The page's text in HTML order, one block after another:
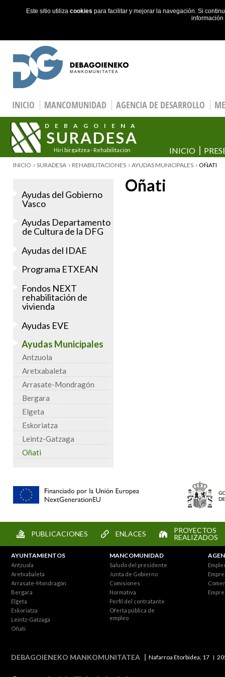
Este sitio utiliza cookies para facilitar y mejorar la navegación. Si
Skip to main content
INICIO MANCOMUNIDAD AGENCIA DE DESARROLLO
DEBAGOIENA
SURADESA
Hiri birgaitzea · Rehabilitación
INICIO
YOU ARE HERE
INICIO SURADESA REHABILITACIONES AYUDAS MUNICIPALES OÑATI
Oñati
Ayudas del Gobierno
Vasco
Ayudas Departamento
de Cultura de la DFG
Ayudas del IDAE
Programa ETXEAN
Fondos NEXT
rehabilitación de
vivienda
Ayudas EVE
Ayudas Municipales
Antzuola
Aretxabaleta
Arrasate-Mondragón
Bergara
Elgeta
Eskoriatza
Leintz-Gatzaga
Oñati
PUBLICACIONES ENLACES
PROYECTOS
REALIZADOS
AYUNTAMIENTOS
Antzuola
Aretxabaleta
Arrasate-Mondragón
Bergara
Elgeta
Eskoriatza
Leintz-Gatzaga
Oñati
MANCOMUNIDAD
Saludo del presidente
Junta de Gobierno
Comisiones
Normativa
Perfil del contratante
Oferta pública de
empleo
DEBAGOIENEKO MANKOMUNITATEA Nafarroa Etorbidea, 17